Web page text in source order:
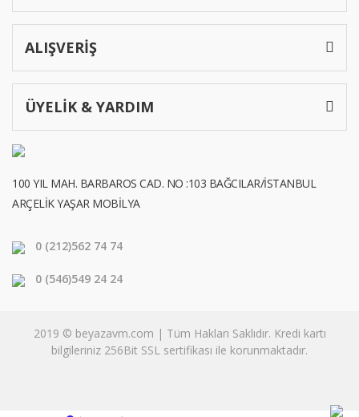
ALIŞVERİŞ
ÜYELİK & YARDIM
100 YIL MAH. BARBAROS CAD. NO :103 BAĞCILAR/İSTANBUL
ARÇELİK YAŞAR MOBİLYA
0 (212)562 74 74
0 (546)549 24 24
2019 © beyazavm.com | Tüm Hakları Saklıdır. Kredi kartı
bilgileriniz 256Bit SSL sertifikası ile korunmaktadır.